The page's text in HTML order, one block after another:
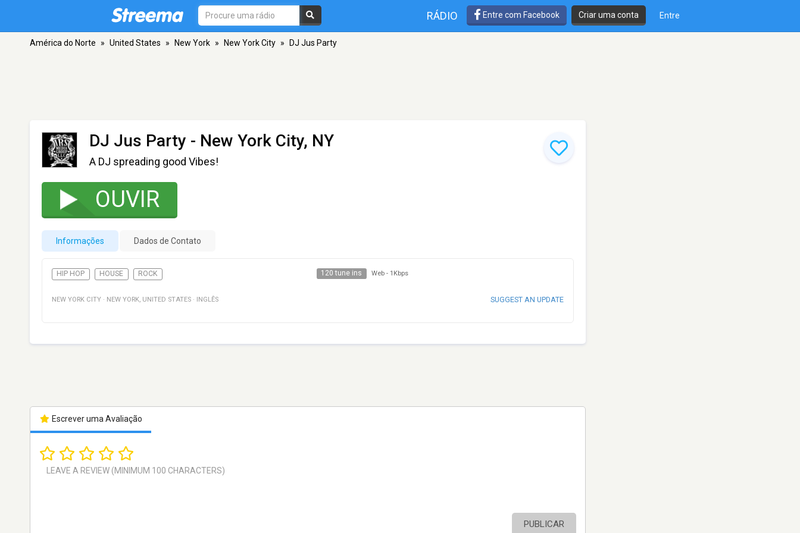
RÁDIO Entre com Facebook Criar uma conta Entre
América do Norte » United States » New York » New York City » DJ Jus Party
DJ Jus Party - New York City, NY
A DJ spreading good Vibes!
OUVIR
Informações Dados de Contato
HIP HOP HOUSE ROCK 120 tune ins Web - 1Kbps
NEW YORK CITY · NEW YORK, UNITED STATES · INGLÊS SUGGEST AN UPDATE
Escrever uma Avaliação
PUBLICAR